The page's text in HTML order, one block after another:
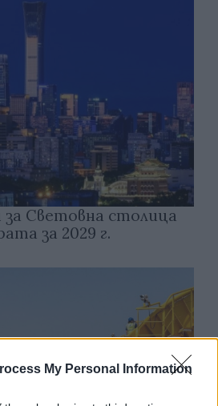
My Personal Information
за Световна столица
за 2029 г.